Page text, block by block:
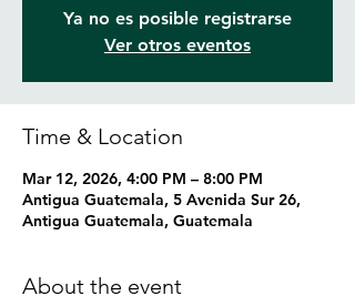
Ya no es posible registrarse
Ver otros eventos
Time & Location
Mar 12, 2026, 4:00 PM – 8:00 PM
Antigua Guatemala, 5 Avenida Sur 26,
Antigua Guatemala, Guatemala
About the event